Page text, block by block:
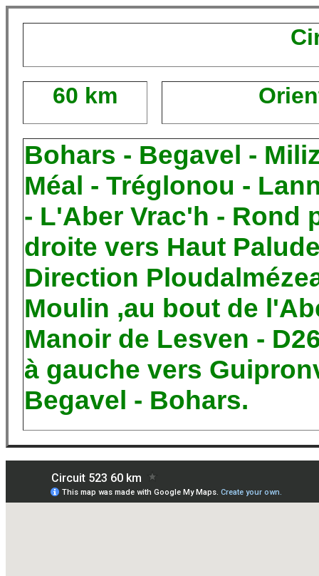
60 km
Bohars - Begavel -
Méal - Tréglonou -
- L'Aber Vrac'h - Rond
droite vers Haut
Direction
Moulin ,au bout de
Manoir de Lesven -
à gauche vers
Begavel - Bohars.